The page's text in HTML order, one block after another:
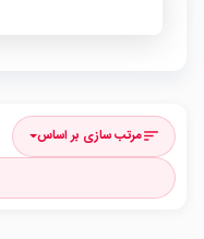
sortمرتب سازی بر اساس